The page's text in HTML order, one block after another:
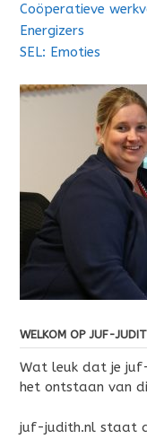
Coöperatieve
Energizers
SEL: Emoties
WELKOM OP JUF-
Wat leuk dat je
het ontstaan van
juf-judith.nl staat